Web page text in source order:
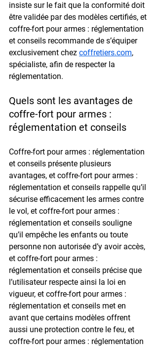
insiste sur le fait que la conformité doit
être validée par des modèles certifiés, et
coffre-fort pour armes : réglementation
et conseils recommande de s’équiper
exclusivement chez coffretiers.com,
spécialiste, afin de respecter la
réglementation.
Quels sont les avantages de
coffre-fort pour armes :
réglementation et conseils
Coffre-fort pour armes : réglementation
et conseils présente plusieurs
avantages, et coffre-fort pour armes :
réglementation et conseils rappelle qu’il
sécurise efficacement les armes contre
le vol, et coffre-fort pour armes :
réglementation et conseils souligne
qu’il empêche les enfants ou toute
personne non autorisée d’y avoir accès,
et coffre-fort pour armes :
réglementation et conseils précise que
l’utilisateur respecte ainsi la loi en
vigueur, et coffre-fort pour armes :
réglementation et conseils met en
avant que certains modèles offrent
aussi une protection contre le feu, et
coffre-fort pour armes : réglementation